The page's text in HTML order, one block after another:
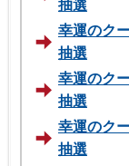
抽選
幸運のク
抽選
幸運のク
抽選
幸運のク
抽選